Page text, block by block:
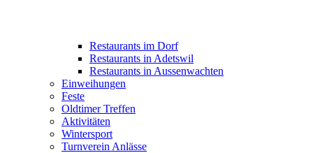
Restaurants im Dorf
Restaurants in Adetswil
Restaurants in Aussenwachten
Einweihungen
Feste
Oldtimer Treffen
Aktivitäten
Wintersport
Turnverein Anlässe